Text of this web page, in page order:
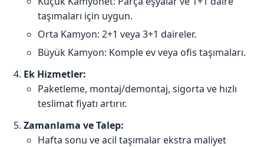
taşımaları için uygun.
Orta Kamyon: 2+1 veya 3+1 daireler.
Büyük Kamyon: Komple ev veya ofis taşımaları.
Ek Hizmetler:
Paketleme, montaj/demontaj, sigorta ve hızlı
teslimat fiyatı artırır.
Zamanlama ve Talep:
Hafta sonu ve acil taşımalar ekstra maliyet